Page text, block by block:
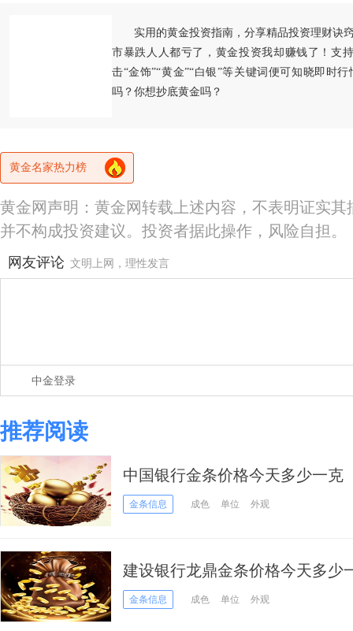
实用的黄金投资指南，分享精品投资理财诀
市暴跌人人都亏了，黄金投资我却赚钱了！支
击“金饰”“黄金”“白银”等关键词便可知晓即时
吗？你想抄底黄金吗？
黄金名家热力榜
黄金网声明：黄金网转载上述内容，不表明证实
并不构成投资建议。投资者据此操作，风险自担。
网友评论 文明上网，理性发言
中金登录
推荐阅读
中国银行金条价格今天多少一克
金条信息 成色 单位 外观
建设银行龙鼎金条价格今天多少
金条信息 成色 单位 外观